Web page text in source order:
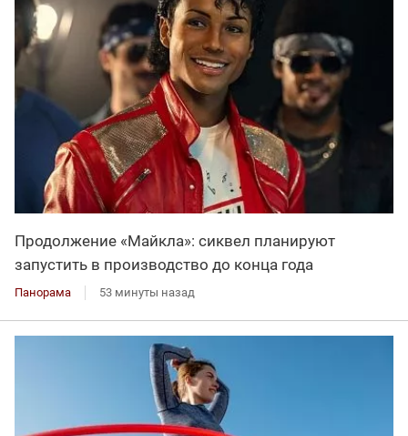
Продолжение «Майкла»: сиквел планируют
запустить в производство до конца года
Панорама 53 минуты назад